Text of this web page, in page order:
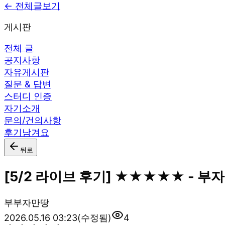
← 전체글보기
게시판
전체 글
공지사항
자유게시판
질문 & 답변
스터디 인증
자기소개
문의/건의사항
후기남겨요
뒤로
[5/2 라이브 후기] ★★★★★ - 부자
부부자만땅
2026.05.16 03:23(수정됨) 4